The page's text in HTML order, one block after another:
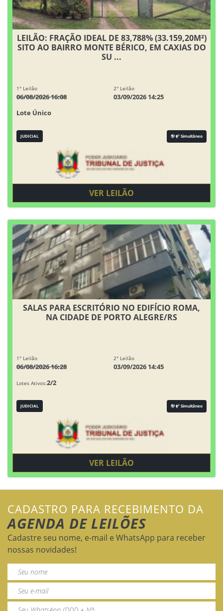
LEILÃO: FRAÇÃO IDEAL DE 83,788% (33.159,20M²)
SITO AO BAIRRO MONTE BÉRICO, EM CAXIAS DO
SU ...
1° Leilão
06/08/2026 16:08
2° Leilão
03/09/2026 14:25
Lote Único
JUDICIAL Simultâneo
VER LEILÃO
SALAS PARA ESCRITÓRIO NO EDIFÍCIO ROMA,
NA CIDADE DE PORTO ALEGRE/RS
1° Leilão
06/08/2026 16:28
2° Leilão
03/09/2026 14:45
Lotes Ativos:2/2
JUDICIAL Simultâneo
VER LEILÃO
CADASTRO PARA RECEBIMENTO DA
AGENDA DE LEILÕES
Cadastre seu nome, e-mail e WhatsApp para receber
nossas novidades!